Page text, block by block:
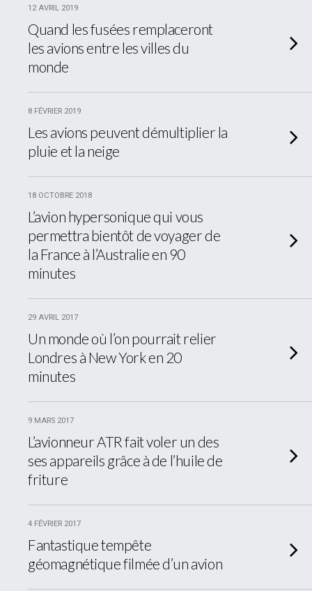
12 AVRIL 2019
Quand les fusées remplaceront
les avions entre les villes du
monde
8 FÉVRIER 2019
Les avions peuvent démultiplier la
pluie et la neige
18 OCTOBRE 2018
L’avion hypersonique qui vous
permettra bientôt de voyager de
la France à l’Australie en 90
minutes
29 AVRIL 2017
Un monde où l’on pourrait relier
Londres à New York en 20
minutes
9 MARS 2017
L’avionneur ATR fait voler un des
ses appareils grâce à de l’huile de
friture
4 FÉVRIER 2017
Fantastique tempête
géomagnétique filmée d’un avion